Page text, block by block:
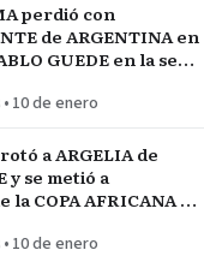
perdió con
de ARGENTINA en
GUEDE en la serie
• 10 de enero
a ARGELIA de
y se metió a
la COPA AFRICANA de
• 10 de enero